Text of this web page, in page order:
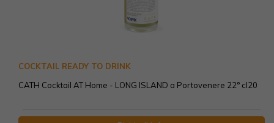
COCKTAIL READY TO DRINK
CATH Cocktail AT Home - LONG ISLAND a Portovenere 22° cl20